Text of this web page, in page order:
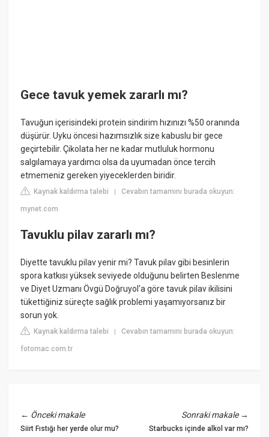
Gece tavuk yemek zararlı mı?
Tavuğun içerisindeki protein sindirim hızınızı %50 oranında
düşürür. Uyku öncesi hazımsızlık size kabuslu bir gece
geçirtebilir. Çikolata her ne kadar mutluluk hormonu
salgılamaya yardımcı olsa da uyumadan önce tercih
etmemeniz gereken yiyeceklerden biridir.
Kaynak kaldırma talebi |Cevabın tamamını burada okuyun:
mynet.com
Tavuklu pilav zararlı mı?
Diyette tavuklu pilav yenir mi? Tavuk pilav gibi besinlerin
spora katkısı yüksek seviyede olduğunu belirten Beslenme
ve Diyet Uzmanı Övgü Doğruyol'a göre tavuk pilav ikilisini
tükettiğiniz süreçte sağlık problemi yaşamıyorsanız bir
sorun yok.
Kaynak kaldırma talebi |Cevabın tamamını burada okuyun:
fotomac.com.tr
← Önceki makale
Siirt Fıstığı her yerde olur mu?
Sonraki makale→
Starbucks içinde alkol var mı?